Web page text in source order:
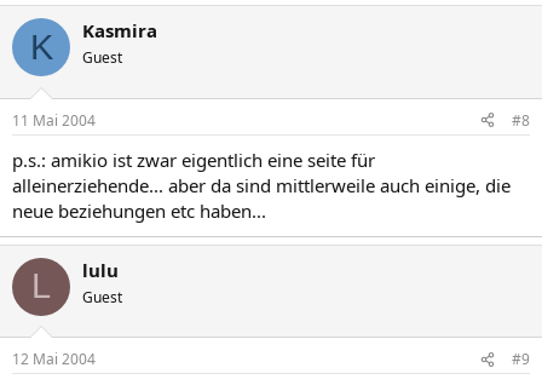
K Kasmira
Guest
11 Mai 2004 #8
p.s.: amikio ist zwar eigentlich eine seite für
alleinerziehende... aber da sind mittlerweile auch einige, die
neue beziehungen etc haben...
L lulu
Guest
12 Mai 2004 #9